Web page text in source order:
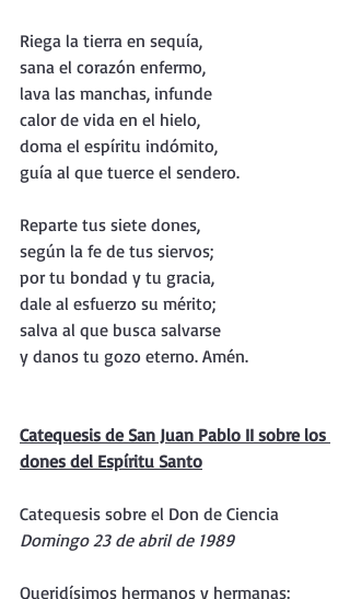
Riega la tierra en sequía,
sana el corazón enfermo,
lava las manchas, infunde
calor de vida en el hielo,
doma el espíritu indómito,
guía al que tuerce el sendero.
Reparte tus siete dones,
según la fe de tus siervos;
por tu bondad y tu gracia,
dale al esfuerzo su mérito;
salva al que busca salvarse
y danos tu gozo eterno. Amén.
Catequesis de San Juan Pablo II sobre los
dones del Espíritu Santo
Catequesis sobre el Don de Ciencia
Domingo 23 de abril de 1989
Queridísimos hermanos y hermanas: